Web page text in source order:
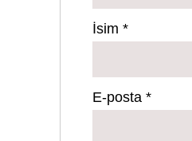
İsim*
E-posta*